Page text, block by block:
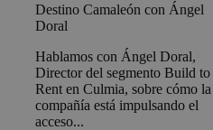
Destino Camaleón con Ángel
Doral
Hablamos con Ángel Doral,
Director del segmento Build to
Rent en Culmia, sobre cómo la
compañía está impulsando el
acceso...